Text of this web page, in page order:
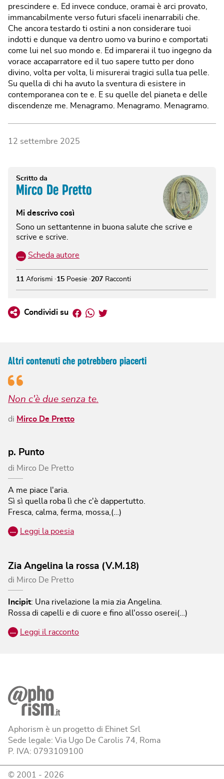
prescindere e. Ed invece conduce, oramai è arci provato,
immancabilmente verso futuri sfaceli inenarrabili che.
Che ancora testardo ti ostini a non considerare tuoi
indotti e dunque va dentro uomo va burino e comportati
come lui nel suo mondo e. Ed imparerai il tuo ingegno da
vorace accaparratore ed il tuo sapere tutto per dono
divino, volta per volta, li misurerai tragici sulla tua pelle.
Su quella di chi ha avuto la sventura di esistere in
contemporanea con te e. E su quelle del pianeta e delle
discendenze me. Menagramo. Menagramo. Menagramo.
12 settembre 2025
Scritto da
Mirco De Pretto
Mi descrivo così
Sono un settantenne in buona salute che scrive e
scrive e scrive.
… Scheda autore
11 Aforismi 15 Poesie 207 Racconti
Condividi su Facebook
Whatsapp
Twitter
Altri contenuti che potrebbero piacerti
Non c'è due senza te.
di Mirco De Pretto
p. Punto
di Mirco De Pretto
A me piace l'aria.
Sì sì quella roba lì che c'è dappertutto.
Fresca, calma, ferma, mossa,(…)
… Leggi la poesia
Zia Angelina la rossa (V.M.18)
di Mirco De Pretto
Incipit: Una rivelazione la mia zia Angelina.
Rossa di capelli e di cuore e fino all'osso oserei(…)
… Leggi il racconto
Aphorism è un progetto di Ehinet Srl
Sede legale: Via Ugo De Carolis 74, Roma
P. IVA: 0793109100
© 2001 - 2026